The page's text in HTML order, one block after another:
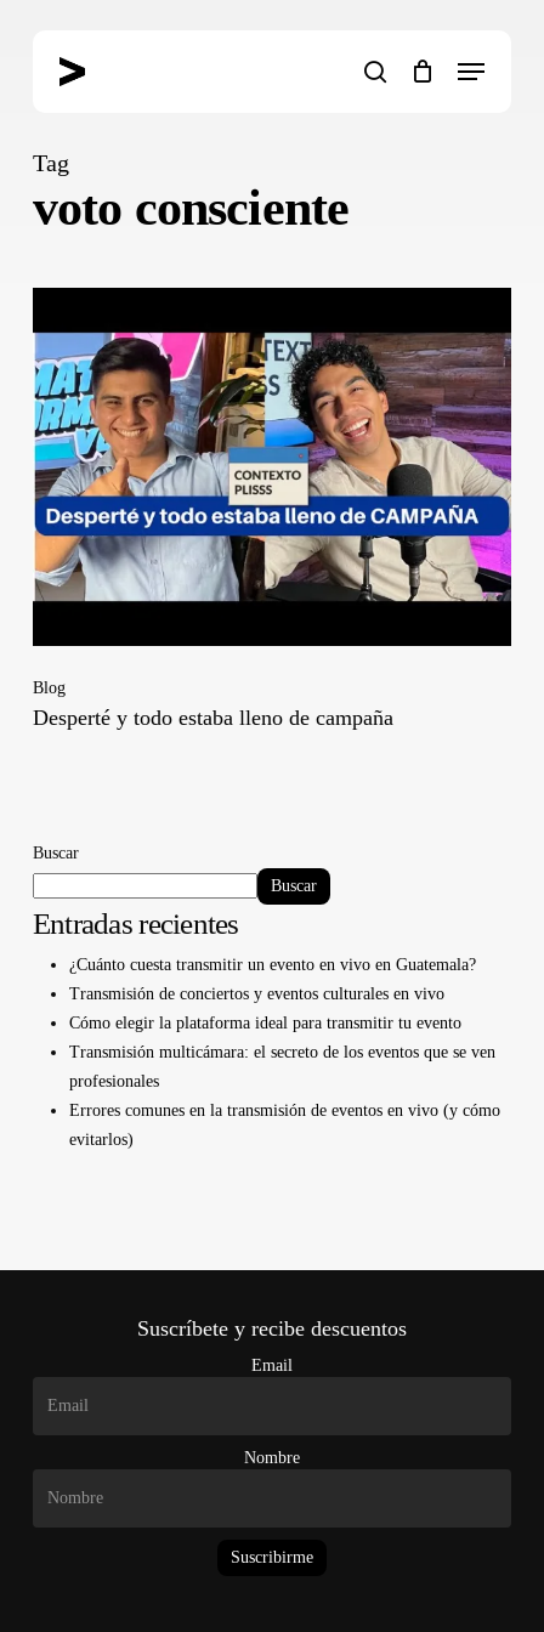
search
Menu
Tag
voto consciente
Blog
Desperté y todo estaba lleno de campaña
Buscar
Buscar
Entradas recientes
¿Cuánto cuesta transmitir un evento en vivo en Guatemala?
Transmisión de conciertos y eventos culturales en vivo
Cómo elegir la plataforma ideal para transmitir tu evento
Transmisión multicámara: el secreto de los eventos que se ven
profesionales
Errores comunes en la transmisión de eventos en vivo (y cómo
evitarlos)
Suscríbete y recibe descuentos
Email
Nombre
Suscribirme